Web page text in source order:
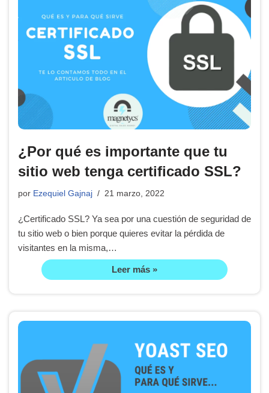
¿Por qué es importante que tu
sitio web tenga certificado SSL?
por Ezequiel Gajnaj 21 marzo, 2022
¿Certificado SSL? Ya sea por una cuestión de seguridad de
tu sitio web o bien porque quieres evitar la pérdida de
visitantes en la misma,…
Leer más »